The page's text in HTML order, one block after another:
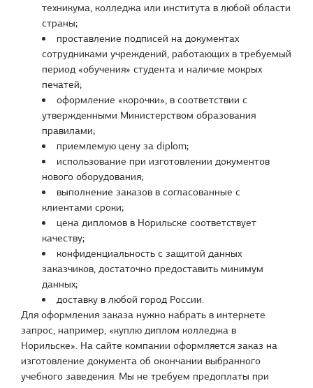
техникума, колледжа или института в любой области
страны;
проставление подписей на документах
сотрудниками учреждений, работающих в требуемый
период «обучения» студента и наличие мокрых
печатей;
оформление «корочки», в соответствии с
утвержденными Министерством образования
правилами;
приемлемую цену за diplom;
использование при изготовлении документов
нового оборудования;
выполнение заказов в согласованные с
клиентами сроки;
цена дипломов в Норильске соответствует
качеству;
конфиденциальность с защитой данных
заказчиков, достаточно предоставить минимум
данных;
доставку в любой город России.
Для оформления заказа нужно набрать в интернете
запрос, например, «куплю диплом колледжа в
Норильске». На сайте компании оформляется заказ на
изготовление документа об окончании выбранного
учебного заведения. Мы не требуем предоплаты при